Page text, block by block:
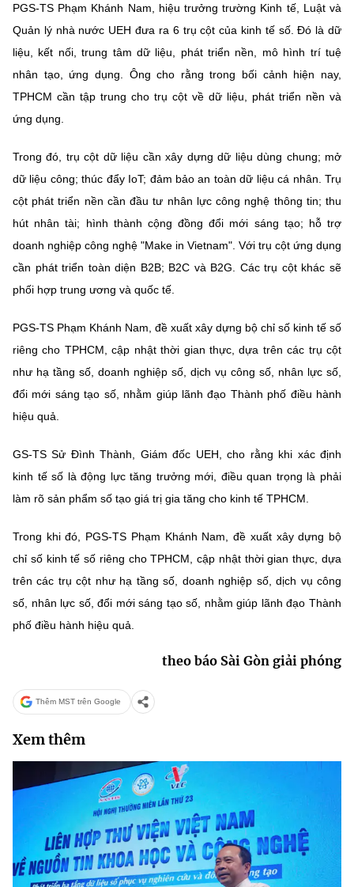
PGS-TS Phạm Khánh Nam, hiệu trưởng trường Kinh tế, Luật và
Quản lý nhà nước UEH đưa ra 6 trụ cột của kinh tế số. Đó là dữ
liệu, kết nối, trung tâm dữ liệu, phát triển nền, mô hình trí tuệ
nhân tạo, ứng dụng. Ông cho rằng trong bối cảnh hiện nay,
TPHCM cần tập trung cho trụ cột về dữ liệu, phát triển nền và
ứng dụng.
Trong đó, trụ cột dữ liệu cần xây dựng dữ liệu dùng chung; mở
dữ liệu công; thúc đẩy IoT; đảm bảo an toàn dữ liệu cá nhân. Trụ
cột phát triển nền cần đầu tư nhân lực công nghệ thông tin; thu
hút nhân tài; hình thành cộng đồng đổi mới sáng tạo; hỗ trợ
doanh nghiệp công nghệ "Make in Vietnam". Với trụ cột ứng dụng
cần phát triển toàn diện B2B; B2C và B2G. Các trụ cột khác sẽ
phối hợp trung ương và quốc tế.
PGS-TS Phạm Khánh Nam, đề xuất xây dựng bộ chỉ số kinh tế số
riêng cho TPHCM, cập nhật thời gian thực, dựa trên các trụ cột
như hạ tầng số, doanh nghiệp số, dịch vụ công số, nhân lực số,
đổi mới sáng tạo số, nhằm giúp lãnh đạo Thành phố điều hành
hiệu quả.
GS-TS Sử Đình Thành, Giám đốc UEH, cho rằng khi xác định
kinh tế số là động lực tăng trưởng mới, điều quan trọng là phải
làm rõ sản phẩm số tạo giá trị gia tăng cho kinh tế TPHCM.
Trong khi đó, PGS-TS Phạm Khánh Nam, đề xuất xây dựng bộ
chỉ số kinh tế số riêng cho TPHCM, cập nhật thời gian thực, dựa
trên các trụ cột như hạ tầng số, doanh nghiệp số, dịch vụ công
số, nhân lực số, đổi mới sáng tạo số, nhằm giúp lãnh đạo Thành
phố điều hành hiệu quả.
theo báo Sài Gòn giải phóng
Thêm MST trên Google
Xem thêm